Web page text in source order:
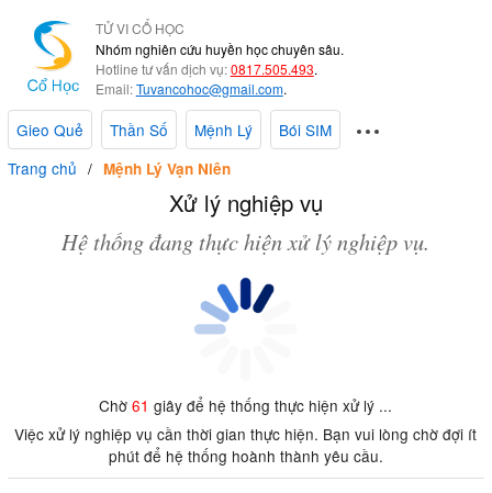
TỬ VI CỔ HỌC
Nhóm nghiên cứu huyền học chuyên sâu.
Hotline tư vấn dịch vụ:0817.505.493.
Email:Tuvancohoc@gmail.com.
Gieo Quẻ Thần Số Mệnh Lý
Bói SIM
Trang chủ
Mệnh Lý Vạn Niên
Xử lý nghiệp vụ
Hệ thống đang thực hiện xử lý nghiệp vụ.
Chờ61 giây để hệ thống thực hiện xử lý ...
Việc xử lý nghiệp vụ cần thời gian thực hiện. Bạn vui lòng chờ đợi ít
phút để hệ thống hoành thành yêu cầu.